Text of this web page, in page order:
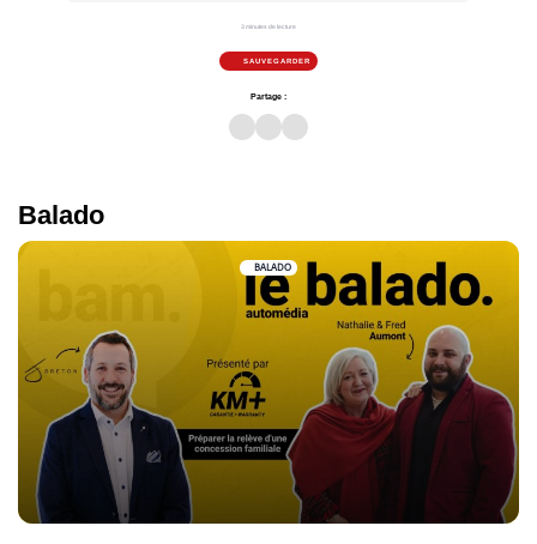
3 minutes de lecture
SAUVEGARDER
Partage :
Balado
BALADO